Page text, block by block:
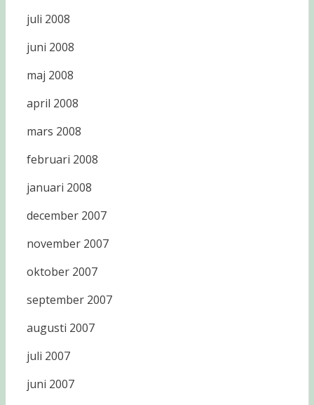
juli 2008
juni 2008
maj 2008
april 2008
mars 2008
februari 2008
januari 2008
december 2007
november 2007
oktober 2007
september 2007
augusti 2007
juli 2007
juni 2007